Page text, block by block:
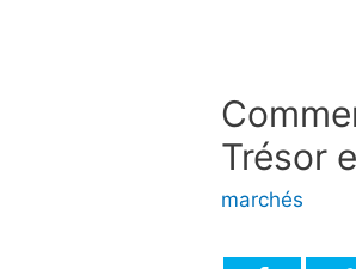
Trésor
marchés